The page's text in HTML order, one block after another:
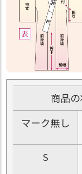
商品
マーク無し
S